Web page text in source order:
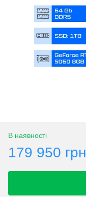
В наявності
179 950 грн